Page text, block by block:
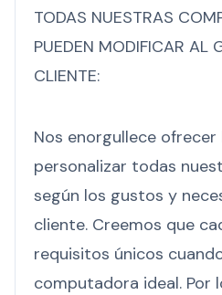
TODAS NUESTRAS
PUEDEN MODIFICAR AL
CLIENTE:
Nos enorgullece
personalizar todas
según los gustos y
cliente. Creemos que
requisitos únicos
computadora ideal. Por